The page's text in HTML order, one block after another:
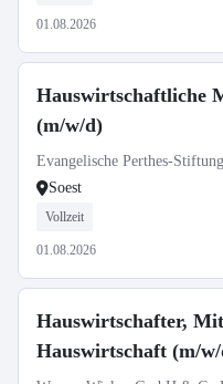
01.08.2026
Hauswirtschaftliche
(m/w/d)
Evangelische Perthes-
Soest
Vollzeit
01.08.2026
Hauswirtschafter,
Hauswirtschaft (m/